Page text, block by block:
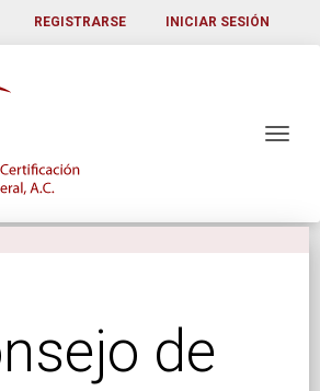
REGISTRARSE INICIAR SESIÓN
de